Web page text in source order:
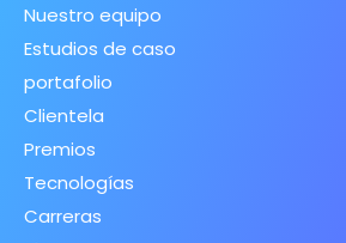
Nuestro equipo
Estudios de caso
portafolio
Clientela
Premios
Tecnologías
Carreras